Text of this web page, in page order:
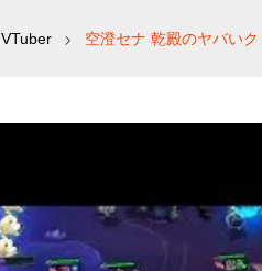
VTuber 空澄セナ 乾殿のヤバい